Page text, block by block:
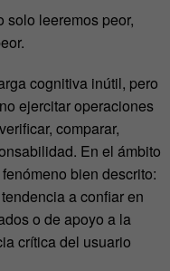
solo leeremos peor,
cognitiva inútil, pero
ejercitar operaciones
comparar,
. En el ámbito
bien descrito:
a confiar en
o de apoyo a la
crítica del usuario